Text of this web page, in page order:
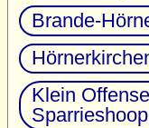
Brande-
Klein
Sparrieshoop